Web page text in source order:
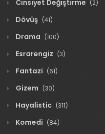
Cinsiyet Değiştirme (2)
Dövüş (41)
Drama (100)
Esrarengiz (3)
Fantazi (61)
Gizem (30)
Hayalistic (311)
Komedi (84)